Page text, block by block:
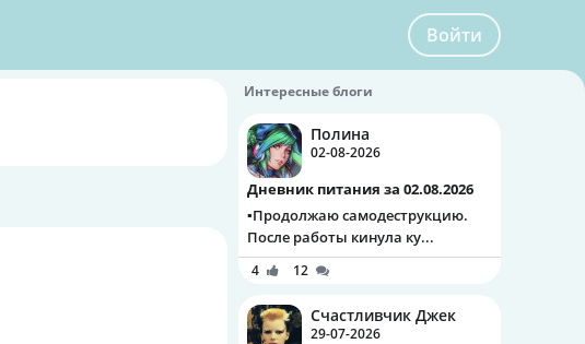
Войти
Интересные блоги
Полина
02-08-2026
Дневник питания за 02.08.2026
▪️Продолжаю самодеструкцию.
После работы кинула ку...
4 12
Счастливчик Джек
29-07-2026